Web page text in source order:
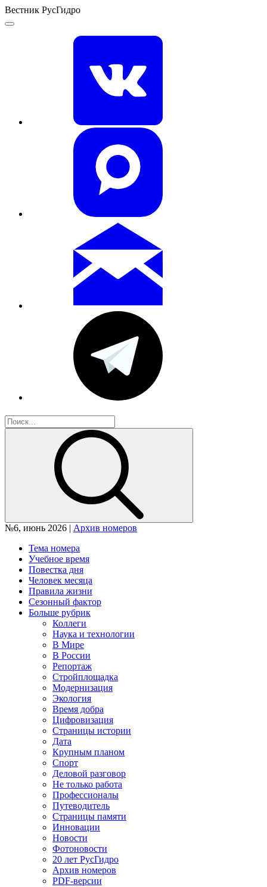
Вестник РусГидро
№6, июнь 2026 | Архив номеров
Тема номера
Учебное время
Повестка дня
Человек месяца
Правила жизни
Сезонный фактор
Больше рубрик
Коллеги
Наука и технологии
В Мире
В России
Репортаж
Стройплощадка
Модернизация
Экология
Время добра
Цифровизация
Страницы истории
Дата
Крупным планом
Спорт
Деловой разговор
Не только работа
Профессионалы
Путеводитель
Страницы памяти
Инновации
Новости
Фотоновости
20 лет РусГидро
Архив номеров
PDF-версии